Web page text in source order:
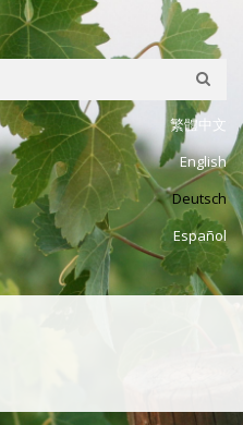
繁體中文
English
Deutsch
Español